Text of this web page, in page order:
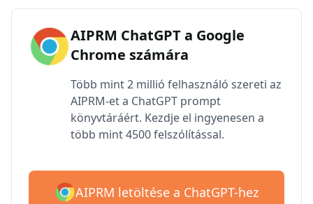
AIPRM ChatGPT a Google
Chrome számára
Több mint 2 millió felhasználó szereti az
AIPRM-et a ChatGPT prompt
könyvtáráért. Kezdje el ingyenesen a
több mint 4500 felszólítással.
AIPRM letöltése a ChatGPT-hez